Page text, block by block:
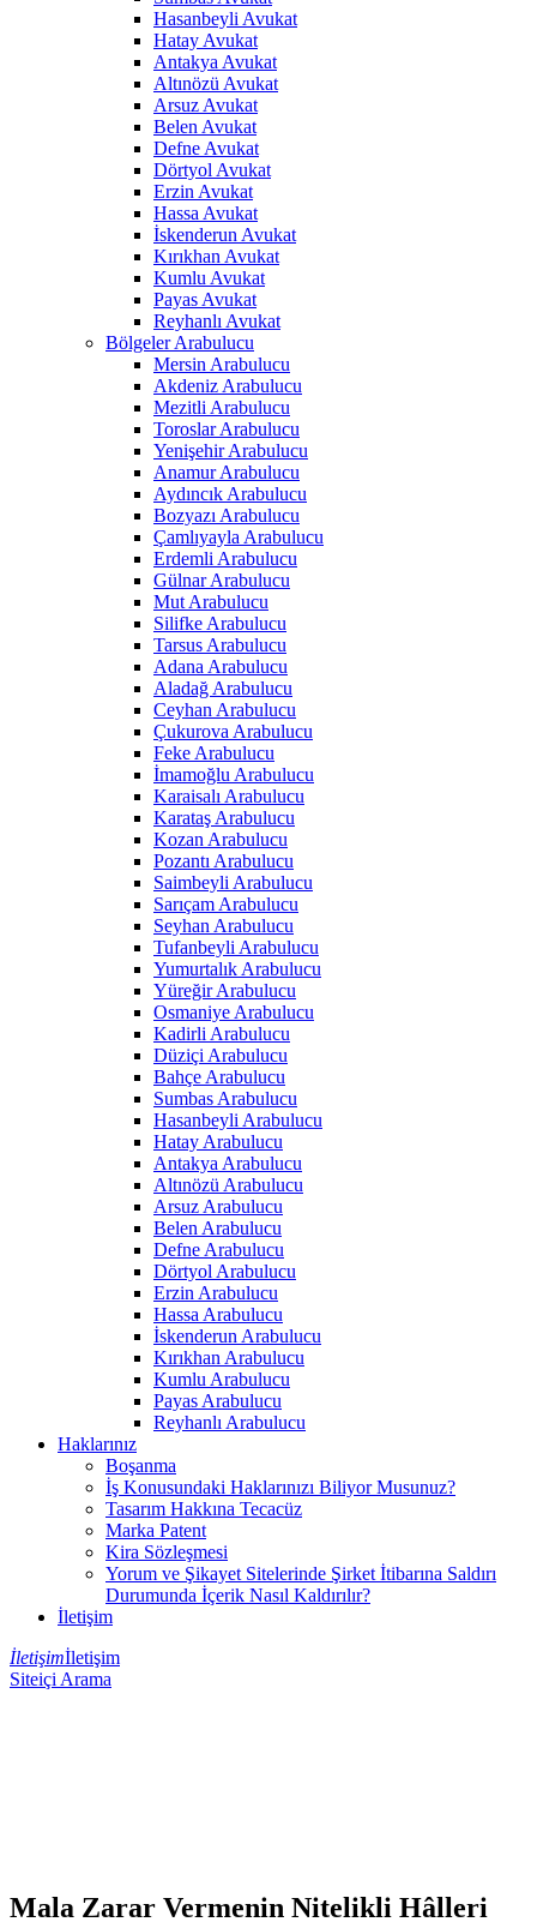
Hasanbeyli Avukat
Hatay Avukat
Antakya Avukat
Altınözü Avukat
Arsuz Avukat
Belen Avukat
Defne Avukat
Dörtyol Avukat
Erzin Avukat
Hassa Avukat
İskenderun Avukat
Kırıkhan Avukat
Kumlu Avukat
Payas Avukat
Reyhanlı Avukat
Bölgeler Arabulucu
Mersin Arabulucu
Akdeniz Arabulucu
Mezitli Arabulucu
Toroslar Arabulucu
Yenişehir Arabulucu
Anamur Arabulucu
Aydıncık Arabulucu
Bozyazı Arabulucu
Çamlıyayla Arabulucu
Erdemli Arabulucu
Gülnar Arabulucu
Mut Arabulucu
Silifke Arabulucu
Tarsus Arabulucu
Adana Arabulucu
Aladağ Arabulucu
Ceyhan Arabulucu
Çukurova Arabulucu
Feke Arabulucu
İmamoğlu Arabulucu
Karaisalı Arabulucu
Karataş Arabulucu
Kozan Arabulucu
Pozantı Arabulucu
Saimbeyli Arabulucu
Sarıçam Arabulucu
Seyhan Arabulucu
Tufanbeyli Arabulucu
Yumurtalık Arabulucu
Yüreğir Arabulucu
Osmaniye Arabulucu
Kadirli Arabulucu
Düziçi Arabulucu
Bahçe Arabulucu
Sumbas Arabulucu
Hasanbeyli Arabulucu
Hatay Arabulucu
Antakya Arabulucu
Altınözü Arabulucu
Arsuz Arabulucu
Belen Arabulucu
Defne Arabulucu
Dörtyol Arabulucu
Erzin Arabulucu
Hassa Arabulucu
İskenderun Arabulucu
Kırıkhan Arabulucu
Kumlu Arabulucu
Payas Arabulucu
Reyhanlı Arabulucu
Haklarınız
Boşanma
İş Konusundaki Haklarınızı Biliyor Musunuz?
Tasarım Hakkına Tecacüz
Marka Patent
Kira Sözleşmesi
Yorum ve Şikayet Sitelerinde Şirket İtibarına Saldırı
Durumunda İçerik Nasıl Kaldırılır?
İletişim
İletişimİletişim
Siteiçi Arama
Mala Zarar Vermenin Nitelikli Hâlleri